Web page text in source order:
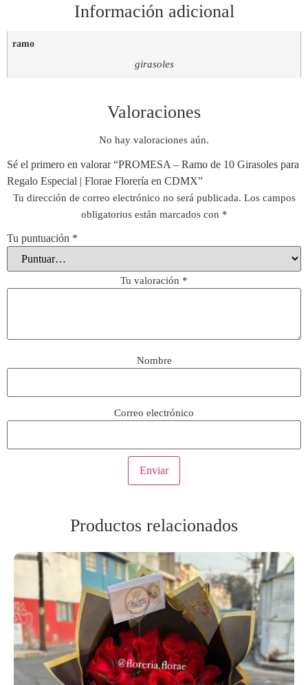
Información adicional
ramo
girasoles
Valoraciones
No hay valoraciones aún.
Sé el primero en valorar “PROMESA – Ramo de 10 Girasoles para
Regalo Especial | Florae Florería en CDMX”
Tu dirección de correo electrónico no será publicada. Los campos
obligatorios están marcados con *
Tu puntuación *
Tu valoración *
Nombre
Correo electrónico
Productos relacionados